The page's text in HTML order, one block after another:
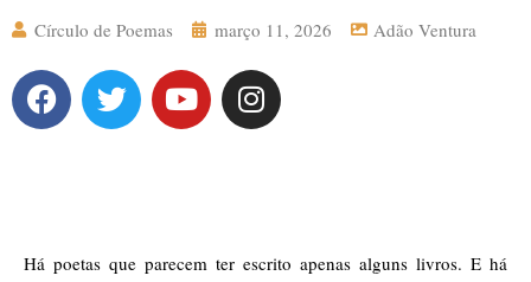
Círculo de Poemas março 11, 2026 Adão Ventura
Há poetas que parecem ter escrito apenas alguns livros. E há